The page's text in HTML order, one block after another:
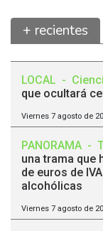
+ recientes
LOCAL -
que ocultará
Viernes 7 agosto de
PANORAMA -
una trama que
de euros de
alcohólicas
Viernes 7 agosto de